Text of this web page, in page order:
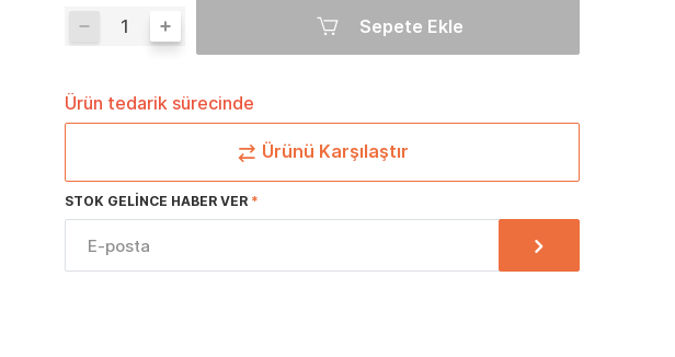
Sepete Ekle
Ürün tedarik sürecinde
Ürünü Karşılaştır
STOK GELINCE HABER VER